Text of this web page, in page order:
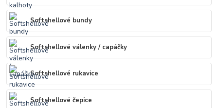
Softshellové bundy
Softshellové válenky / capáčky
Softshellové rukavice
Softshellové čepice